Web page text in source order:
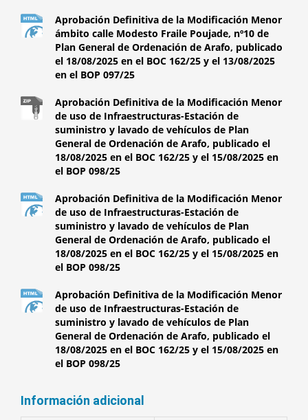
Aprobación Definitiva de la Modificación Menor
ámbito calle Modesto Fraile Poujade, nº10 de
Plan General de Ordenación de Arafo, publicado
el 18/08/2025 en el BOC 162/25 y el 13/08/2025
en el BOP 097/25
Aprobación Definitiva de la Modificación Menor
de uso de Infraestructuras-Estación de
suministro y lavado de vehículos de Plan
General de Ordenación de Arafo, publicado el
18/08/2025 en el BOC 162/25 y el 15/08/2025 en
el BOP 098/25
Aprobación Definitiva de la Modificación Menor
de uso de Infraestructuras-Estación de
suministro y lavado de vehículos de Plan
General de Ordenación de Arafo, publicado el
18/08/2025 en el BOC 162/25 y el 15/08/2025 en
el BOP 098/25
Aprobación Definitiva de la Modificación Menor
de uso de Infraestructuras-Estación de
suministro y lavado de vehículos de Plan
General de Ordenación de Arafo, publicado el
18/08/2025 en el BOC 162/25 y el 15/08/2025 en
el BOP 098/25
Información adicional